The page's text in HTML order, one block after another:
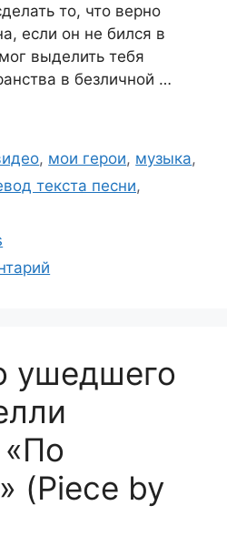
то, что верно
если он не бился в
выделить тебя
в безличной …
, мои герои, музыка,
текста песни,
ушедшего
(Piece by